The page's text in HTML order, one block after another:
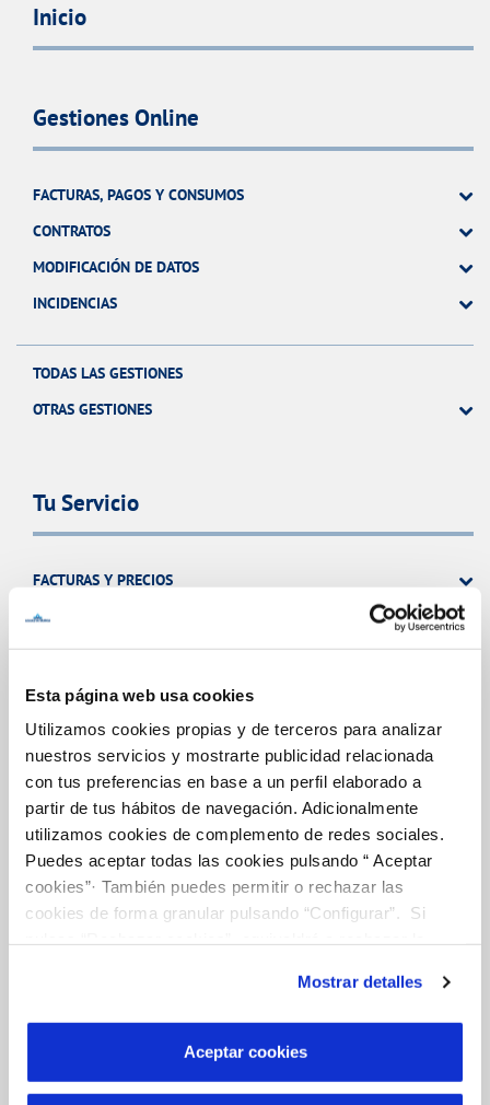
Esta página web usa cookies
Utilizamos cookies propias y de terceros para analizar
nuestros servicios y mostrarte publicidad relacionada
con tus preferencias en base a un perfil elaborado a
partir de tus hábitos de navegación. Adicionalmente
utilizamos cookies de complemento de redes sociales.
Puedes aceptar todas las cookies pulsando “ Aceptar
cookies”· También puedes permitir o rechazar las
cookies de forma granular pulsando “Configurar”. Si
son indispensables para que el sitio web funcione y que
por tanto no se pueden desactivar. Puedes consultar
más información en nuestraPolítica de Cookies
Mostrar detalles
Aceptar cookies
Inicio
Gestiones Online
FACTURAS, PAGOS Y CONSUMOS
CONTRATOS
MODIFICACIÓN DE DATOS
INCIDENCIAS
TODAS LAS GESTIONES
OTRAS GESTIONES
Tu Servicio
FACTURAS Y PRECIOS
ATENCIÓN AL CLIENTE
COMPROMISO DE SERVICIO
Tu Agua
NUESTRO PAPEL EN EL CICLO URBANO
CALIDAD
CUIDADOS DEL AGUA